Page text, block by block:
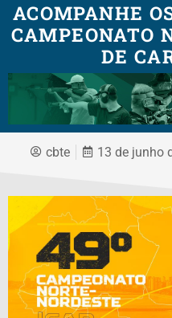
ACOMPANHE
CAMPEONATO
DE
cbte 13 de junho